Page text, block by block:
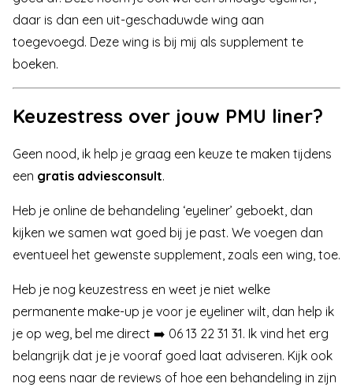
daar is dan een uit-geschaduwde wing aan
toegevoegd. Deze wing is bij mij als supplement te
boeken.
Keuzestress over jouw PMU liner?
Geen nood, ik help je graag een keuze te maken tijdens
een gratis adviesconsult.
Heb je online de behandeling ‘eyeliner’ geboekt, dan
kijken we samen wat goed bij je past. We voegen dan
eventueel het gewenste supplement, zoals een wing, toe.
Heb je nog keuzestress en weet je niet welke
permanente make-up je voor je eyeliner wilt, dan help ik
je op weg, bel me direct ➡️ 06 13 22 31 31. Ik vind het erg
belangrijk dat je je vooraf goed laat adviseren. Kijk ook
nog eens naar de reviews of hoe een behandeling in zijn